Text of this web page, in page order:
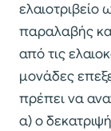
ελαιοτριβείο
παραλαβής
από τις
μονάδες
πρέπει να
α) ο